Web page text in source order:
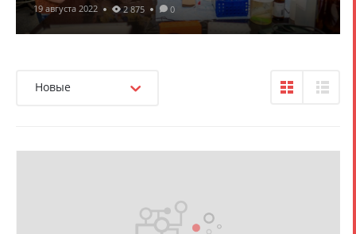
19 августа 2022 2 875 0
Новые